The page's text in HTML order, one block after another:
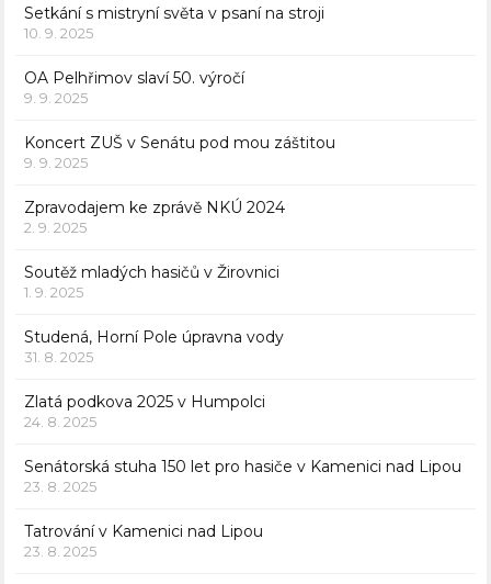
Setkání s mistryní světa v psaní na stroji
10. 9. 2025
OA Pelhřimov slaví 50. výročí
9. 9. 2025
Koncert ZUŠ v Senátu pod mou záštitou
9. 9. 2025
Zpravodajem ke zprávě NKÚ 2024
2. 9. 2025
Soutěž mladých hasičů v Žirovnici
1. 9. 2025
Studená, Horní Pole úpravna vody
31. 8. 2025
Zlatá podkova 2025 v Humpolci
24. 8. 2025
Senátorská stuha 150 let pro hasiče v Kamenici nad Lipou
23. 8. 2025
Tatrování v Kamenici nad Lipou
23. 8. 2025